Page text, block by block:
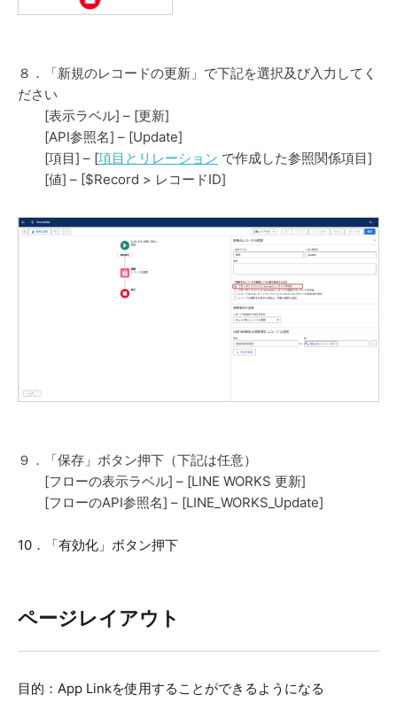
８．「新規のレコードの更新」で下記を選択及び入力してく
ださい
[表示ラベル] – [更新]
[API参照名] – [Update]
[項目] – [項目とリレーション で作成した参照関係項目]
[値] – [$Record > レコードID]
９．「保存」ボタン押下（下記は任意）
[フローの表示ラベル] – [LINE WORKS 更新]
[フローのAPI参照名] – [LINE_WORKS_Update]
10．「有効化」ボタン押下
ページレイアウト
目的：App Linkを使用することができるようになる